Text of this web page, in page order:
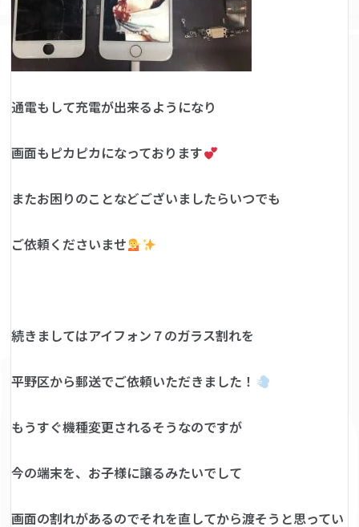
通電もして充電が出来るようになり
画面もピカピカになっております
またお困りのことなどございましたらいつでも
ご依頼くださいませ
続きましてはアイフォン７のガラス割れを
平野区から郵送でご依頼いただきました！
もうすぐ機種変更されるそうなのですが
今の端末を、お子様に譲るみたいでして
画面の割れがあるのでそれを直してから渡そうと思ってい